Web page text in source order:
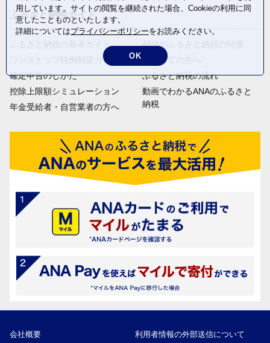
ふるさと納税ガイド
ふるさと納税の基本ガイド
ワンストップ特例制度ガイド
確定申告のしかた
控除上限額シミュレーション
年金受給者・自営業者の方へ
ANAのふるさと納税の特徴
はじめての方へ
ふるさと納税の流れ
動画でわかるANAのふるさと
納税
会社概要 利用者情報の外部送信について
用しています。サイトの閲覧を継続された場合、Cookieの利用に同
意したことものといたします。
詳細についてはプライバシーポリシーをお読みください。
OK